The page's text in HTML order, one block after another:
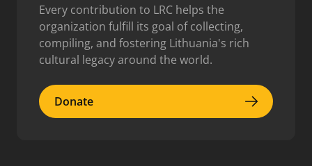
Every contribution to LRC helps the
organization fulfill its goal of collecting,
compiling, and fostering Lithuania's rich
cultural legacy around the world.
Donate